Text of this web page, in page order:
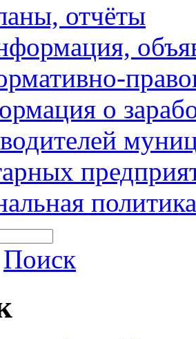
отчёты
о
политика
Поиск